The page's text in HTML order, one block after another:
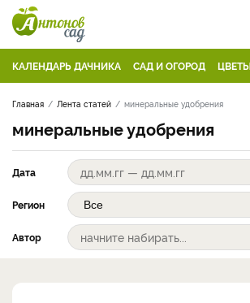
КАЛЕНДАРЬ ДАЧНИКА САД И ОГОРОД
Главная Лента статей минеральные удобрения
минеральные удобрения
Дата
Регион
Автор